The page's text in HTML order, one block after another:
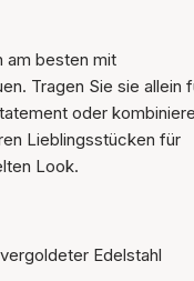
am besten mit
Tragen Sie sie allein
oder
Lieblingsstücken für
Look.
Edelstahl